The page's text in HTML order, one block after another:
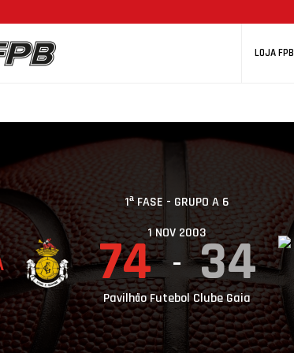
LOJA FPB
1ª FASE - GRUPO A 6
1 NOV 2003
74 34
Pavilhão Futebol Clube Gaia